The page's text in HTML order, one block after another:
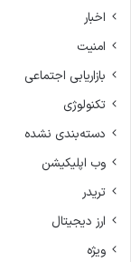
اخبار
امنیت
بازاریابی اجتماعی
تکنولوژی
دسته‌بندی نشده
وب اپلیکیشن
تریدر
ارز دیجیتال
ویژه